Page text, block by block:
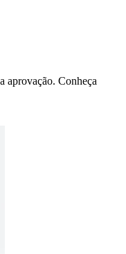
aprovação. Conheça